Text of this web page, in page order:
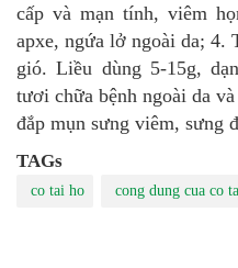
cấp và mạn tính, viêm
apxe, ngứa lở ngoài da; 4.
gió. Liều dùng 5-15g,
tươi chữa bệnh ngoài da
đắp mụn sưng viêm, sưng
TAGs
co tai ho cong dung cua co